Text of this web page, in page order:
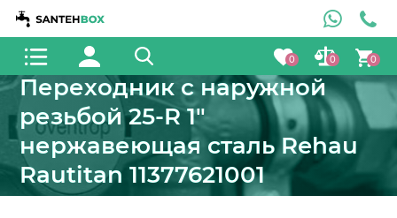
0 0 0
Переходник с наружной
резьбой 25-R 1"
нержавеющая сталь Rehau
Rautitan 11377621001